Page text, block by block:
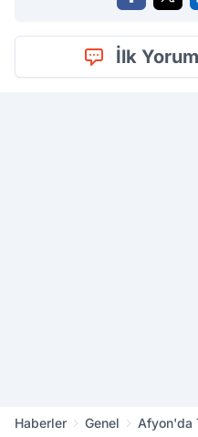
İlk
Haberler Genel
Afyon'da